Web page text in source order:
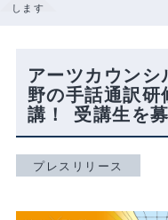
します
アーツカウン
野の手話通訳研
講！ 受講生を
プレスリリース